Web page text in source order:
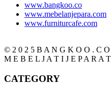
www.bangkoo.co
www.mebelanjepara.com
www.furniturcafe.com
© 2 0 2 5 B A N G K O O . C
M E B E L J A T I J E P A R A
CATEGORY